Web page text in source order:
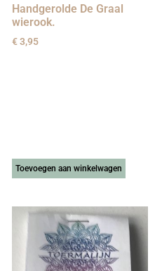
Handgerolde De Graal
wierook.
€3,95
Toevoegen aan winkelwagen